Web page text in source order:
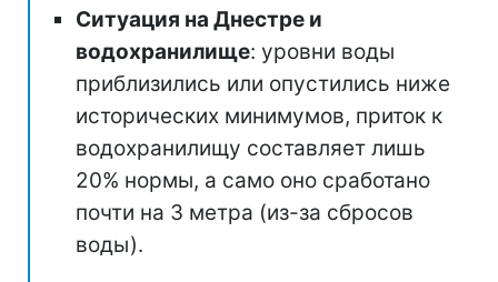
Ситуация на Днестре и
водохранилище: уровни воды
приблизились или опустились ниже
исторических минимумов, приток к
водохранилищу составляет лишь
20% нормы, а само оно сработано
почти на 3 метра (из-за сбросов
воды).